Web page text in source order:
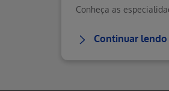
Continuar lendo